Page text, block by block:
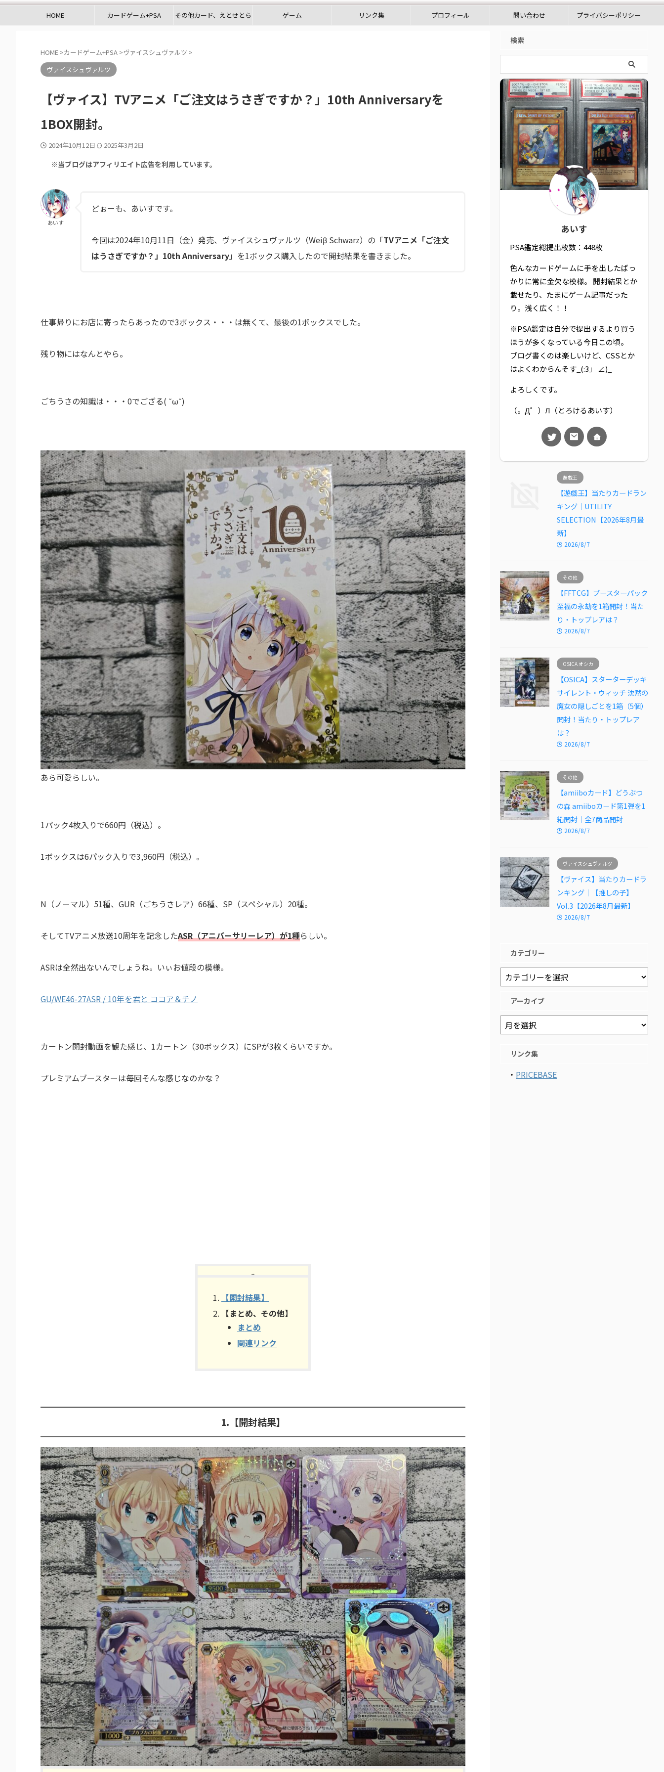
HOME カードゲーム+PSA その他カード、えとせとら ゲーム リンク集 プロフィール 問い合わせ プライバシーポリシー
HOME >カードゲーム+PSA >ヴァイスシュヴァルツ >
ヴァイスシュヴァルツ
【ヴァイス】TVアニメ「ご注文はうさぎですか？」10th Anniversaryを
1BOX開封。
2024年10月12日 2025年3月2日
※当ブログはアフィリエイト広告を利用しています。
あいす
どぉーも、あいすです。
今回は2024年10月11日（金）発売、ヴァイスシュヴァルツ（Weiβ Schwarz）の「TVアニメ「ご注文
はうさぎですか？」10th Anniversary」を1ボックス購入したので開封結果を書きました。
仕事帰りにお店に寄ったらあったので3ボックス・・・は無くて、最後の1ボックスでした。
残り物にはなんとやら。
ごちうさの知識は・・・0でござる( ˘ω˘)
あら可愛らしい。
1パック4枚入りで660円（税込）。
1ボックスは6パック入りで3,960円（税込）。
N（ノーマル）51種、GUR（ごちうさレア）66種、SP（スペシャル）20種。
そしてTVアニメ放送10周年を記念したASR（アニバーサリーレア）が1種らしい。
ASRは全然出ないんでしょうね。いぃお値段の模様。
GU/WE46-27ASR / 10年を君と ココア＆チノ
カートン開封動画を観た感じ、1カートン（30ボックス）にSPが3枚くらいですか。
プレミアムブースターは毎回そんな感じなのかな？
【目次】
【開封結果】
【まとめ、その他】
まとめ
関連リンク
1.【開封結果】
検索
あいす
PSA鑑定総提出枚数：448枚
色んなカードゲームに手を出したばっ
かりに常に金欠な模様。 開封結果とか
載せたり、たまにゲーム記事だった
り。浅く広く！！
※PSA鑑定は自分で提出するより買う
ほうが多くなっている今日この頃。
ブログ書くのは楽しいけど、CSSとか
はよくわからんそす_(:3」 ∠)_
よろしくです。
（。Д゜）Л（とろけるあいす）
遊戯王
【遊戯王】当たりカードラン
キング｜UTILITY
SELECTION【2026年8月最
新】
2026/8/7
その他
【FFTCG】ブースターパック
至福の永劫を1箱開封！当た
り・トップレアは？
2026/8/7
OSICA オシカ
【OSICA】スターターデッキ
サイレント・ウィッチ 沈黙の
魔女の隠しごとを1箱（5個）
開封！当たり・トップレア
は？
2026/8/7
その他
【amiiboカード】どうぶつ
の森 amiiboカード第1弾を1
箱開封｜全7商品開封
2026/8/7
ヴァイスシュヴァルツ
【ヴァイス】当たりカードラ
ンキング｜【推しの子】
Vol.3【2026年8月最新】
2026/8/7
カテゴリー
アーカイブ
リンク集
・ PRICEBASE